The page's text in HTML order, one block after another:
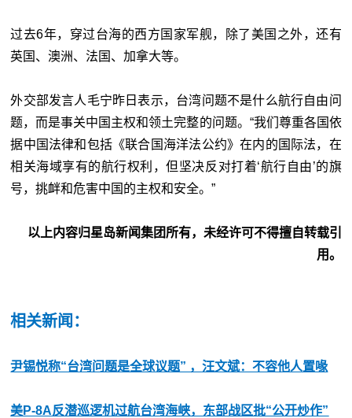
过去6年，穿过台海的西方国家军舰，除了美国之外，还有
英国、澳洲、法国、加拿大等。
外交部发言人毛宁昨日表示，台湾问题不是什么航行自由问
题，而是事关中国主权和领土完整的问题。“我们尊重各国依
据中国法律和包括《联合国海洋法公约》在内的国际法，在
相关海域享有的航行权利，但坚决反对打着‘航行自由’的旗
号，挑衅和危害中国的主权和安全。”
以上内容归星岛新闻集团所有，未经许可不得擅自转载引
用。
相关新闻：
尹锡悦称“台湾问题是全球议题” ，汪文斌：不容他人置喙
美P-8A反潜巡逻机过航台湾海峡，东部战区批“公开炒作”